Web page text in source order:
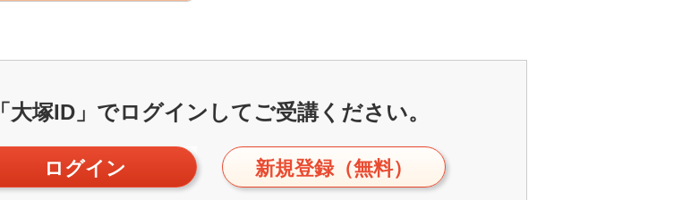
「大塚ID」でログインしてご受講ください。
ログイン 新規登録（無料）